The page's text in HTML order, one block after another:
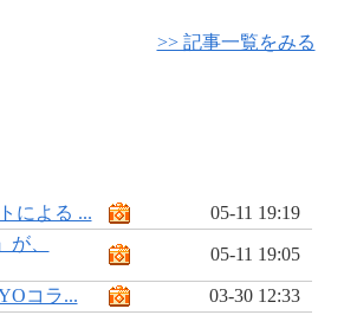
>> 記事一覧をみる
による ...
05-11 19:19
、
05-11 19:05
コラ...
03-30 12:33